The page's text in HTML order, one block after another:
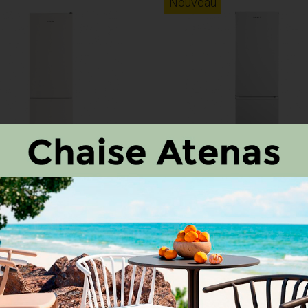
EFC 1821 NF WH -
-...
au comparateur
Combi NEVIR - NVR-
NO FROST -...
DÉTAILS
Ajouter au comparateur